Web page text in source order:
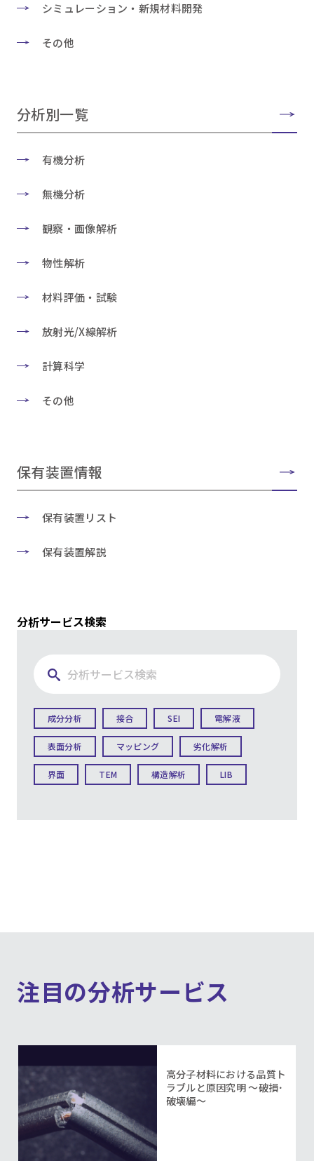
シミュレーション・新規材料開発
その他
分析別一覧
有機分析
無機分析
観察・画像解析
物性解析
材料評価・試験
放射光/X線解析
計算科学
その他
保有装置情報
保有装置リスト
保有装置解説
分析サービス検索
成分分析 接合 SEI 電解液
表面分析 マッピング 劣化解析
界面 TEM 構造解析 LIB
注目の分析サービス
高分子材料における品質ト
ラブルと原因究明 ～破損･
破壊編～